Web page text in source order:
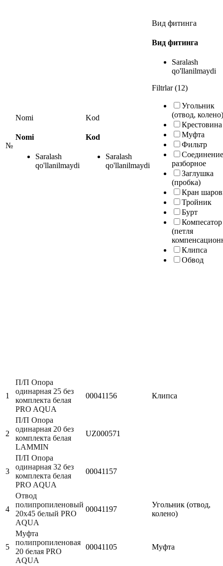
№
Nomi
Nomi
Saralash
qo'llanilmaydi
Kod
Kod
Saralash
qo'llanilmaydi
Вид фитинга
Вид фитинга
Saralash
qo'llanilmaydi
Filtrlar (12)
Угольник
(отвод, колено)
Крестовина
Муфта
Фильтр
Соединение
разборное
Заглушка
(пробка)
Кран
Тройник
Бурт
Компесатор
(петля
Клипса
Обвод
1
П/П Опора
одинарная 25 без
комплекта белая
PRO AQUA
00041156 Клипса
2
П/П Опора
одинарная 20 без
комплекта белая
LAMMIN
UZ000571
3
П/П Опора
одинарная 32 без
комплекта белая
PRO AQUA
00041157
4
Отвод
полипропиленовый
20х45 белый PRO
AQUA
00041197
Угольник (отвод,
колено)
5
Муфта
полипропиленовая
20 белая PRO
AQUA
00041105 Муфта